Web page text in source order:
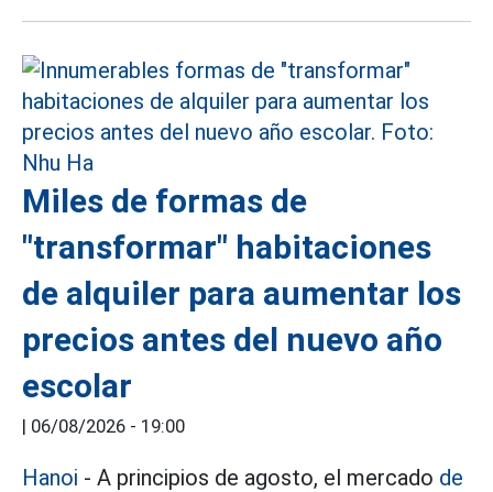
Miles de formas de
"transformar" habitaciones
de alquiler para aumentar los
precios antes del nuevo año
escolar
| 06/08/2026 - 19:00
Hanoi - A principios de agosto, el mercado de